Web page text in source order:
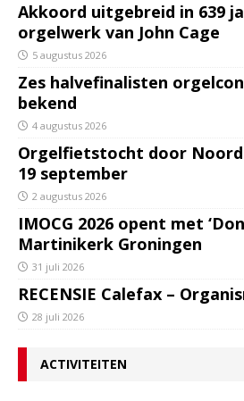
Akkoord uitgebreid in 639
orgelwerk van John Cage
5 augustus 2026
Zes halvefinalisten
bekend
4 augustus 2026
Orgelfietstocht door
19 september
2 augustus 2026
IMOCG 2026 opent met
Martinikerk Groningen
31 juli 2026
RECENSIE Calefax –
28 juli 2026
ACTIVITEITEN